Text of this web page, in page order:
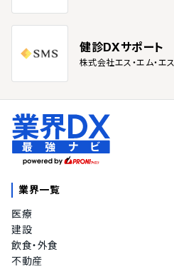
健診DXサポート
株式会社エス・エム・エス
業界一覧
医療
建設
飲食・外食
不動産